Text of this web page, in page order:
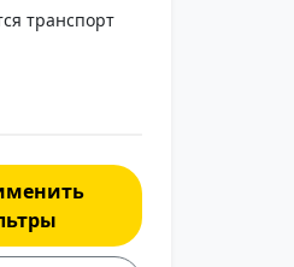
транспорт